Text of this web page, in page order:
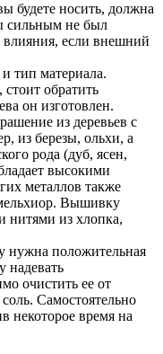
будете носить, должна
сильным не был
если внешний
тип материала.
обратить
он изготовлен.
из деревьев с
из березы, ольхи, а
рода (дуб, ясен,
высокими
металлов также
Вышивку
нитями из хлопка,
нужна положительная
надевать
очистить ее от
Самостоятельно
некоторое время на